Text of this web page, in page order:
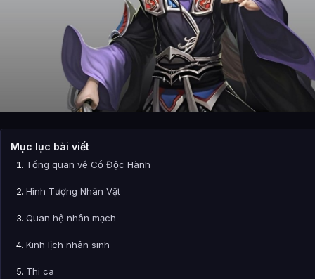
Mục lục bài viết
Tổng quan về Cố Độc Hành
Hình Tượng Nhân Vật
Quan hệ nhân mạch
Kinh lịch nhân sinh
Thi ca